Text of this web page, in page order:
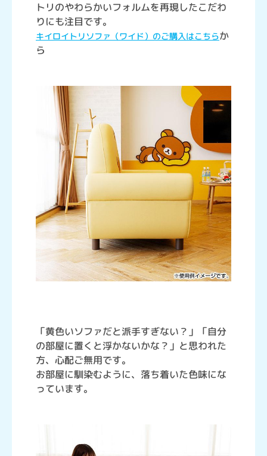
トリのやわらかいフォルムを再現したこだわ
りにも注目です。
キイロイトリソファ（ワイド）のご購入はこちらか
ら
「黄色いソファだと派手すぎない？」「自分
の部屋に置くと浮かないかな？」と思われた
方、心配ご無用です。
お部屋に馴染むように、落ち着いた色味にな
っています。